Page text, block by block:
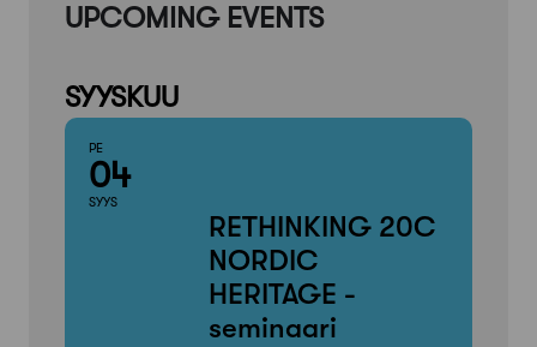
UPCOMING EVENTS
SYYSKUU
PE
04
SYYS
RETHINKING 20C
NORDIC
HERITAGE -
seminaari